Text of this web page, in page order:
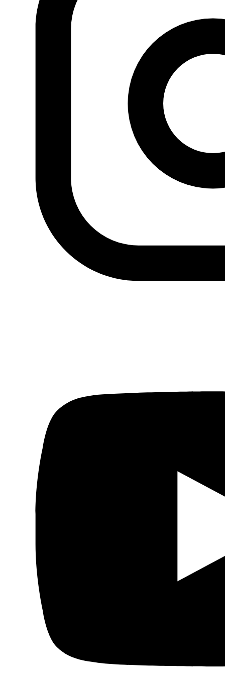
Protestas sociales
Humor Árabe
Cultura
Prensa árabe
Actualidad de medios árabes
Países
Arabia Saudí